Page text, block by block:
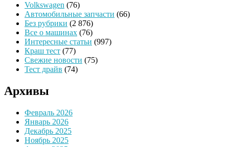
Volkswagen (76)
Автомобильные запчасти (66)
Без рубрики (2 876)
Все о машинах (76)
Интересные статьи (997)
Краш тест (77)
Свежие новости (75)
Тест драйв (74)
Архивы
Февраль 2026
Январь 2026
Декабрь 2025
Ноябрь 2025